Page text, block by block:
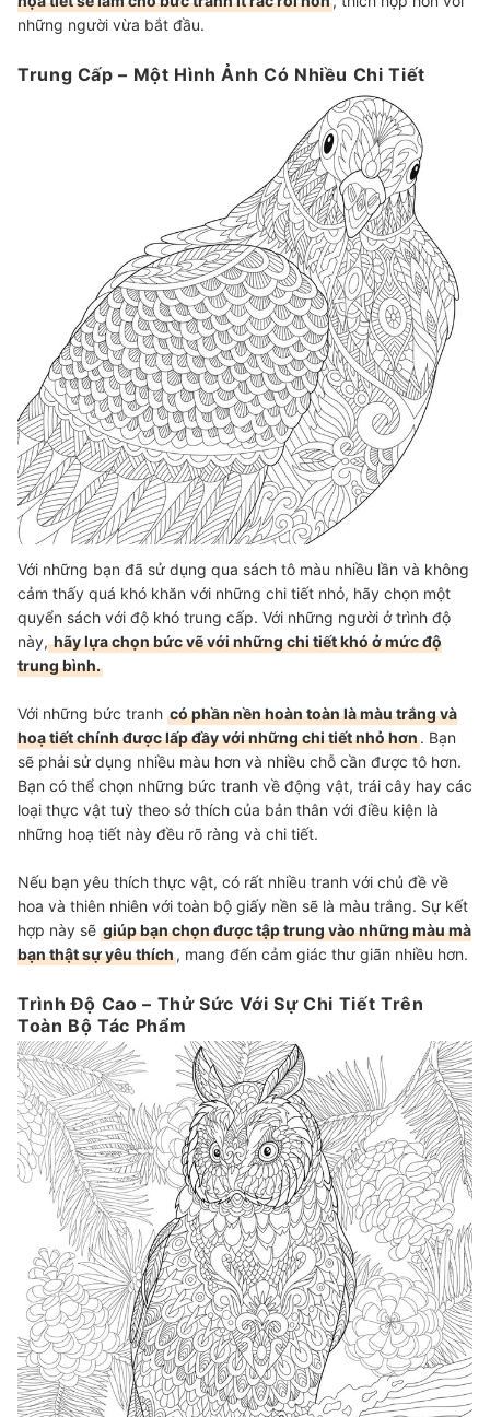
những người vừa bắt đầu.
Trung Cấp – Một Hình Ảnh Có Nhiều Chi Tiết
Với những bạn đã sử dụng qua sách tô màu nhiều lần và không
cảm thấy quá khó khăn với những chi tiết nhỏ, hãy chọn một
quyển sách với độ khó trung cấp. Với những người ở trình độ
này,hãy lựa chọn bức vẽ với những chi tiết khó ở mức độ
trung bình.
Với những bức tranh có phần nền hoàn toàn là màu trắng và
hoạ tiết chính được lấp đầy với những chi tiết nhỏ hơn. Bạn
sẽ phải sử dụng nhiều màu hơn và nhiều chỗ cần được tô hơn.
Bạn có thể chọn những bức tranh về động vật, trái cây hay các
loại thực vật tuỳ theo sở thích của bản thân với điều kiện là
những hoạ tiết này đều rõ ràng và chi tiết.
Nếu bạn yêu thích thực vật, có rất nhiều tranh với chủ đề về
hoa và thiên nhiên với toàn bộ giấy nền sẽ là màu trắng. Sự kết
hợp này sẽ giúp bạn chọn được tập trung vào những màu mà
bạn thật sự yêu thích, mang đến cảm giác thư giãn nhiều hơn.
Trình Độ Cao – Thử Sức Với Sự Chi Tiết Trên
Toàn Bộ Tác Phẩm